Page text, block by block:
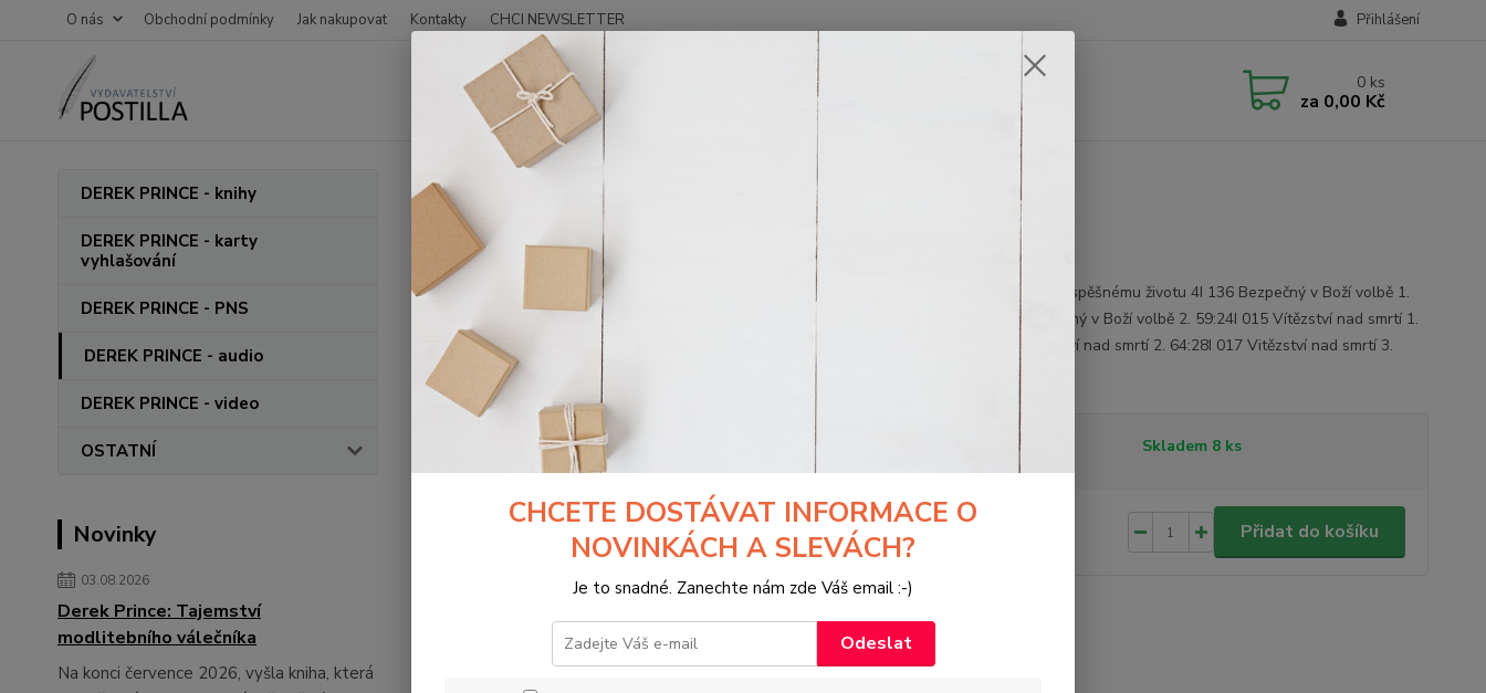
O nás Obchodní podmínky Jak nakupovat Kontakty CHCI NEWSLETTER Přihlášení
0 ks
za 0,00 Kč
DEREK PRINCE - knihy
DEREK PRINCE - karty
vyhlašování
DEREK PRINCE - PNS
DEREK PRINCE - audio
DEREK PRINCE - video
OSTATNÍ
Novinky
03.08.2026
Derek Prince: Tajemství
modlitebního válečníka
Na konci července 2026, vyšla kniha, která
Úvod DEREK PRINCE - audio CD MP3 - Klíče k úspěšnému životu 4
CD MP3 - Klíče k úspěšnému životu 4
CD MP3 - Klíče k úspěšnému životu 4I 136 Bezpečný v Boží volbě 1.
59:03I 137 Bezpečný v Boží volbě 2. 59:24I 015 Vítězství nad smrtí 1.
59:57I 016 Vitězství nad smrtí 2. 64:28I 017 Vitězství nad smrtí 3.
celý popis
Dostupnost Skladem 8 ks
150 Kč Přidat do košíku
CHCETE DOSTÁVAT INFORMACE O
NOVINKÁCH A SLEVÁCH?
Je to snadné. Zanechte nám zde Váš email :-)
Odeslat